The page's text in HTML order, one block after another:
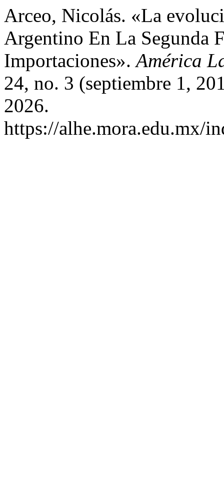
Arceo, Nicolás. «La
Argentino En La Segunda
Importaciones».América
24, no. 3 (septiembre 1,
2026.
https://alhe.mora.edu.mx/